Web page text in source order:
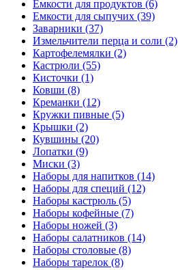
Емкости для продуктов (6)
Емкости для сыпучих (39)
Заварники (37)
Измельчители перца и соли (2)
Картофелемялки (2)
Кастрюли (55)
Кисточки (1)
Ковши (8)
Креманки (12)
Кружки пивные (5)
Крышки (2)
Кувшины (20)
Лопатки (9)
Миски (3)
Наборы для напитков (14)
Наборы для специй (12)
Наборы кастрюль (5)
Наборы кофейные (7)
Наборы ножей (3)
Наборы салатников (14)
Наборы столовые (8)
Наборы тарелок (8)